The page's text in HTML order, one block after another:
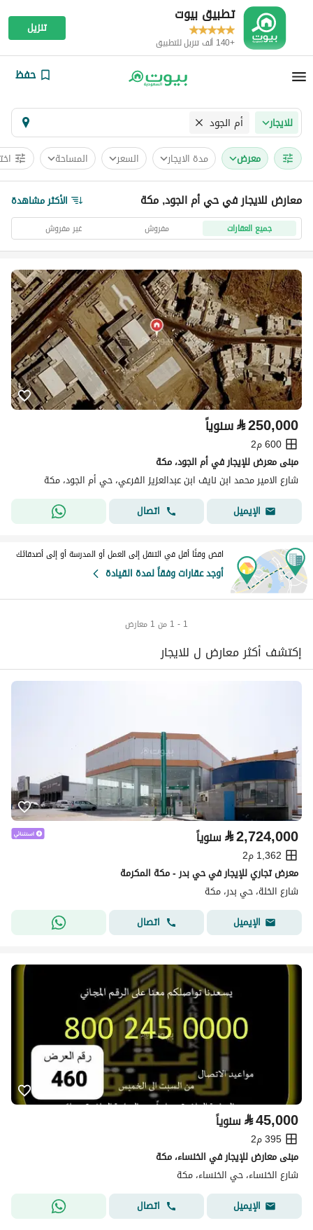
تطبيق بيوت
+140 ألف تنزيل للتطبيق
تنزيل
حفظ
للايجار أم الجود
معرض مدة الايجار السعر المساحة
معارض للايجار في حي أم الجود, مكة الأكثر مشاهدة
جميع العقارات مفروش غير مفروش
⃁250,000 سنوياً
600 م2
مبنى معرض للإيجار في أم الجود، مكة
شارع الامير محمد ابن نايف ابن عبدالعزيز الفرعي، حي أم الجود، مكة
الإيميل
اتصال
اقض وقتًا أقل في التنقل إلى العمل أو المدرسة أو إلى أصدقائك
أوجد عقارات وفقاً لمدة القيادة
1 - 1 من 1 معارض
إكتشف أكثر معارض ل للايجار
⃁2,724,000 سنوياً
1,362 م2
معرض تجاري للإيجار في حي بدر - مكة المكرمة
شارع الخلة، حي بدر، مكة
الإيميل
اتصال
⃁45,000 سنوياً
395 م2
مبنى معارض للإيجار في الخنساء، مكة
شارع الخنساء، حي الخنساء، مكة
الإيميل
اتصال